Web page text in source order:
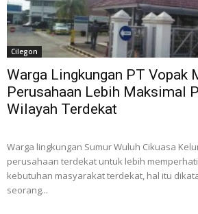
Cilegon
Warga Lingkungan PT Vopak
Perusahaan Lebih Maksimal
Wilayah Terdekat
Warga lingkungan Sumur Wuluh Cikuasa
perusahaan terdekat untuk lebih
kebutuhan masyarakat terdekat, hal itu
seorang...